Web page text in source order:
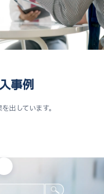
事例
出しています。